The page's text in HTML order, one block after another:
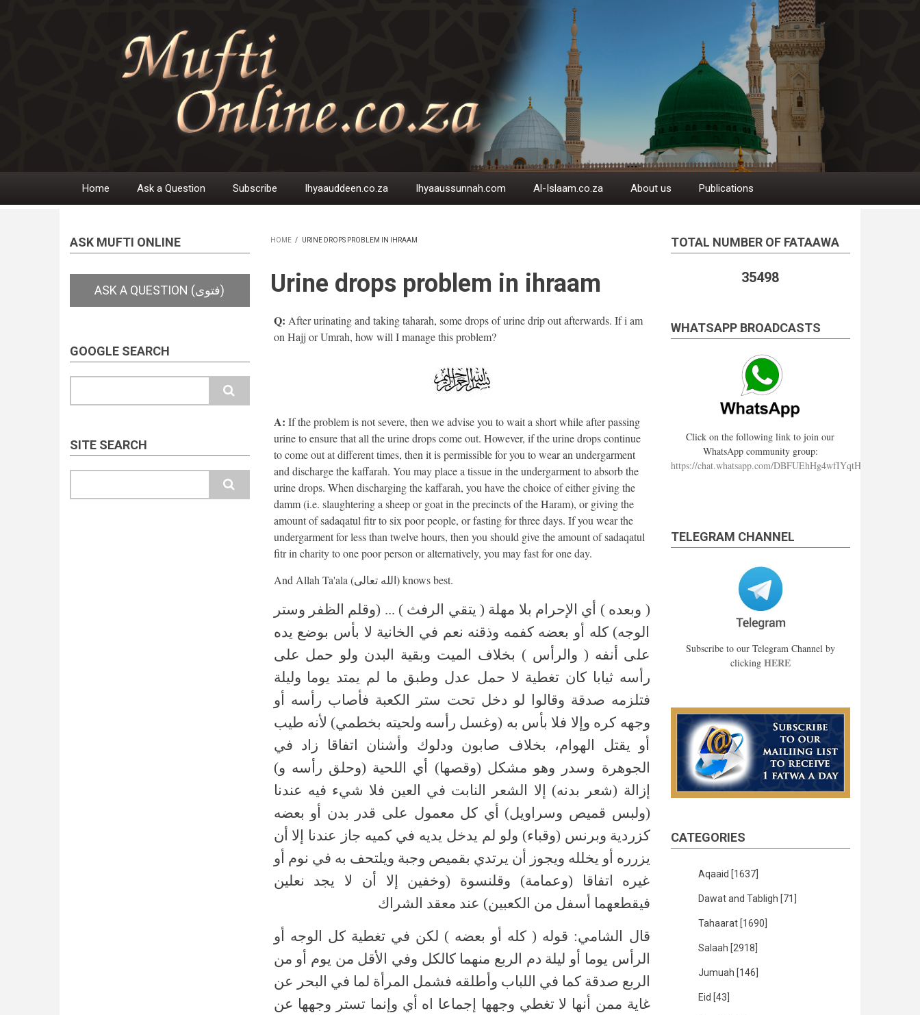
Main
Home Ask a Question Subscribe Ihyaauddeen.co.za Ihyaaussunnah.com Al-Islaam.co.za About us Publications
ASK MUFTI ONLINE
GOOGLE SEARCH
SITE SEARCH
HOME / URINE DROPS PROBLEM IN IHRAAM
Urine drops problem in ihraam
Q: After urinating and taking taharah, some drops of urine drip out afterwards. If i am
on Hajj or Umrah, how will I manage this problem?
A: If the problem is not severe, then we advise you to wait a short while after passing
urine to ensure that all the urine drops come out. However, if the urine drops continue
to come out at different times, then it is permissible for you to wear an undergarment
and discharge the kaffarah. You may place a tissue in the undergarment to absorb the
urine drops. When discharging the kaffarah, you have the choice of either giving the
damm (i.e. slaughtering a sheep or goat in the precincts of the Haram), or giving the
amount of sadaqatul fitr to six poor people, or fasting for three days. If you wear the
undergarment for less than twelve hours, then you should give the amount of sadaqatul
fitr in charity to one poor person or alternatively, you may fast for one day.
And Allah Ta'ala (الله تعالى) knows best.
( وبعده ) أي الإحرام بلا مهلة ( يتقي الرفث ) ... (وقلم الظفر وستر
الوجه) كله أو بعضه كفمه وذقنه نعم في الخانية لا بأس بوضع يده
على أنفه ( والرأس ) بخلاف الميت وبقية البدن ولو حمل على
رأسه ثيابا كان تغطية لا حمل عدل وطبق ما لم يمتد يوما وليلة
فتلزمه صدقة وقالوا لو دخل تحت ستر الكعبة فأصاب رأسه أو
وجهه كره وإلا فلا بأس به (وغسل رأسه ولحيته بخطمي) لأنه طيب
أو يقتل الهوام، بخلاف صابون ودلوك وأشنان اتفاقا زاد في
الجوهرة وسدر وهو مشكل (وقصها) أي اللحية (وحلق رأسه و)
إزالة (شعر بدنه) إلا الشعر النابت في العين فلا شيء فيه عندنا
(ولبس قميص وسراويل) أي كل معمول على قدر بدن أو بعضه
كزردية وبرنس (وقباء) ولو لم يدخل يديه في كميه جاز عندنا إلا أن
يزرره أو يخلله ويجوز أن يرتدي بقميص وجبة ويلتحف به في نوم أو
غيره اتفاقا (وعمامة) وقلنسوة (وخفين إلا أن لا يجد نعلين
فيقطعهما أسفل من الكعبين) عند معقد الشراك
قال الشامي: قوله ( كله أو بعضه ) لكن في تغطية كل الوجه أو
الرأس يوما أو ليلة دم الربع منهما كالكل وفي الأقل من يوم أو من
الربع صدقة كما في اللباب وأطلقه فشمل المرأة لما في البحر عن
غاية ممن أنها لا تغطي وجهها إجماعا اه أي وإنما تستر وجهها عن
TOTAL NUMBER OF FATAAWA
35498
WHATSAPP BROADCASTS
Click on the following link to join our
WhatsApp community group:
https://chat.whatsapp.com/DBFUEhHg4wfIYqtHzYhqJ7
TELEGRAM CHANNEL
Subscribe to our Telegram Channel by
clicking HERE
CATEGORIES
Aqaaid [1637]
Dawat and Tabligh [71]
Tahaarat [1690]
Salaah [2918]
Jumuah [146]
Eid [43]